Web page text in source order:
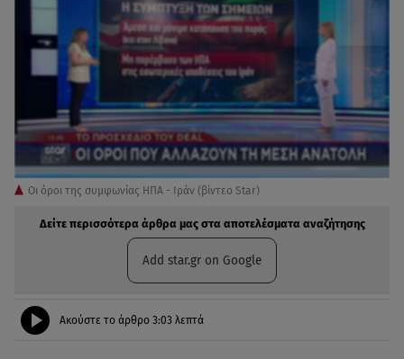
Οι όροι της συμφωνίας ΗΠΑ - Ιράν (βίντεο Star)
Δείτε περισσότερα άρθρα μας στα αποτελέσματα αναζήτησης
Add star.gr on Google
Ακούστε το άρθρο 3:03 λεπτά